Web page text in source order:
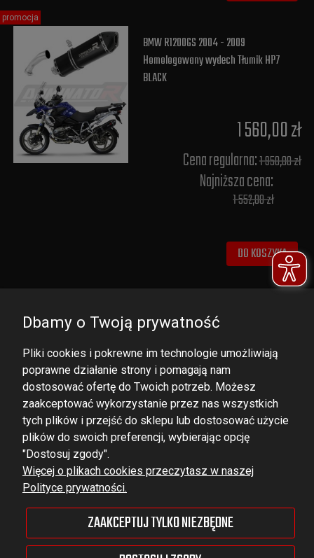
BMW R1200GS 2004 - 2009
Homologowany wydech Tłumik HP7
BLACK
1 560,00 zł
Cena regularna:1 950,00 zł
Najniższa cena:
1 552,00 zł
DO KOSZYKA
promocja
DOMINATOR GROUP Sp. z o.o.
Ludowa 59, 43-514 Kaniów,
POLAND
VAT ID No.: 6521751083
dominator@dominator.pl
Dbamy o Twoją prywatność
Pliki cookies i pokrewne im technologie umożliwiają
poprawne działanie strony i pomagają nam
dostosować ofertę do Twoich potrzeb. Możesz
zaakceptować wykorzystanie przez nas wszystkich
tych plików i przejść do sklepu lub dostosować użycie
plików do swoich preferencji, wybierając opcję
"Dostosuj zgody".
Więcej o plikach cookies przeczytasz w naszej
Polityce prywatności.
ZAAKCEPTUJ TYLKO NIEZBĘDNE